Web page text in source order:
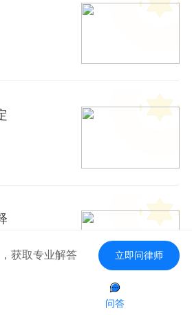
获取专业解答
立即问律师
问答